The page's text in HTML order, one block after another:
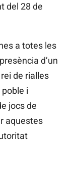
del 28 de
a totes les
d’un
de rialles
i
jocs de
aquestes